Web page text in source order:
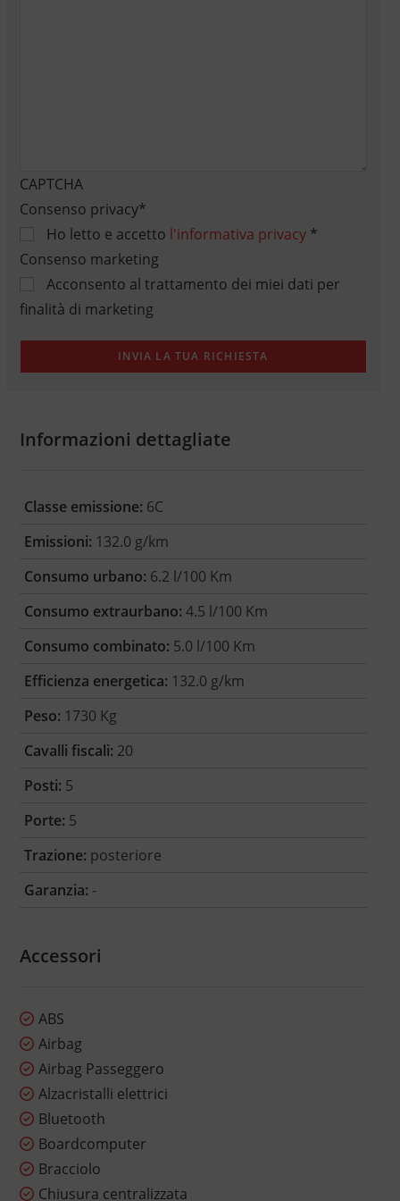
CAPTCHA
Consenso privacy*
Ho letto e accetto l'informativa privacy*
Consenso marketing
Acconsento al trattamento dei miei dati per
finalità di marketing
Informazioni dettagliate
Classe emissione: 6C
Emissioni: 132.0 g/km
Consumo urbano: 6.2 l/100 Km
Consumo extraurbano: 4.5 l/100 Km
Consumo combinato: 5.0 l/100 Km
Efficienza energetica: 132.0 g/km
Peso: 1730 Kg
Cavalli fiscali: 20
Posti: 5
Porte: 5
Trazione: posteriore
Garanzia: -
Accessori
ABS
Airbag
Airbag Passeggero
Alzacristalli elettrici
Bluetooth
Boardcomputer
Bracciolo
Chiusura centralizzata